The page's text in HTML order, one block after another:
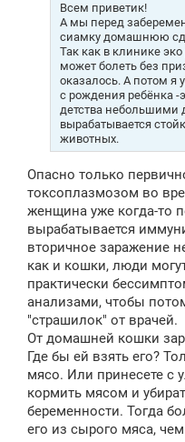
Всем приветик!
А мы перед
сиамку домашнюю
Так как в клинике
может болеть без
оказалось. А потом я
с рождения ребёнка -
детства небольшими
вырабатывается
животных.
Опасно только
токсоплазмозом во
женщина уже когда-то
вырабатывается
вторичное заражение
как и кошки, люди
практически
анализами, чтобы
"страшилок" от врачей.
От домашней кошки
Где бы ей взять его?
мясо. Или принесете с
кормить мясом и
беременности. Тогда
его из сырого мяса,